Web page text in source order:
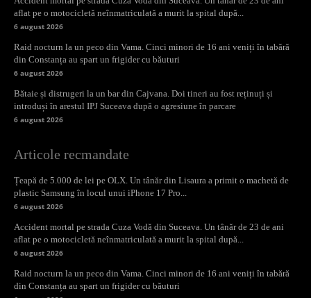
aflat pe o motocicletă neînmatriculată a murit la spital după...
6 august 2026
Raid nocturn la un peco din Vama. Cinci minori de 16 ani veniți în tabără
din Constanța au spart un frigider cu băuturi
6 august 2026
Bătaie și distrugeri la un bar din Cajvana. Doi tineri au fost reținuți și
introduși în arestul IPJ Suceava după o agresiune în parcare
6 august 2026
Articole recmandate
Țeapă de 5.000 de lei pe OLX. Un tânăr din Lisaura a primit o machetă de
plastic Samsung în locul unui iPhone 17 Pro...
6 august 2026
Accident mortal pe strada Cuza Vodă din Suceava. Un tânăr de 23 de ani
aflat pe o motocicletă neînmatriculată a murit la spital după...
6 august 2026
Raid nocturn la un peco din Vama. Cinci minori de 16 ani veniți în tabără
din Constanța au spart un frigider cu băuturi